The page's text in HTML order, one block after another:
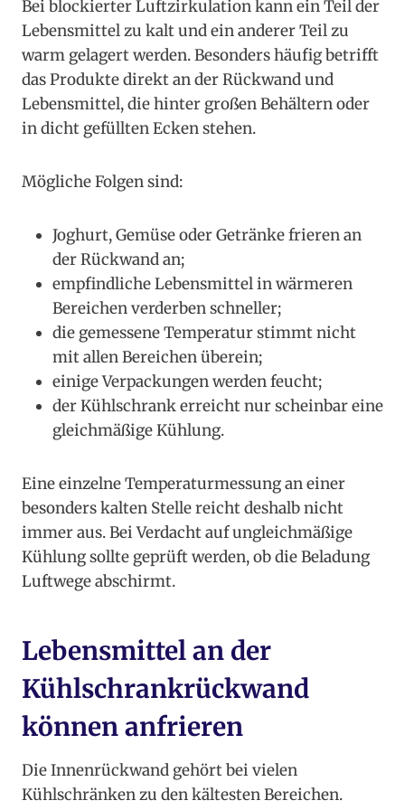
Bei blockierter Luftzirkulation kann ein Teil der
Lebensmittel zu kalt und ein anderer Teil zu
warm gelagert werden. Besonders häufig betrifft
das Produkte direkt an der Rückwand und
Lebensmittel, die hinter großen Behältern oder
in dicht gefüllten Ecken stehen.
Mögliche Folgen sind:
Joghurt, Gemüse oder Getränke frieren an
der Rückwand an;
empfindliche Lebensmittel in wärmeren
Bereichen verderben schneller;
die gemessene Temperatur stimmt nicht
mit allen Bereichen überein;
einige Verpackungen werden feucht;
der Kühlschrank erreicht nur scheinbar eine
gleichmäßige Kühlung.
Eine einzelne Temperaturmessung an einer
besonders kalten Stelle reicht deshalb nicht
immer aus. Bei Verdacht auf ungleichmäßige
Kühlung sollte geprüft werden, ob die Beladung
Luftwege abschirmt.
Lebensmittel an der
Kühlschrankrückwand
können anfrieren
Die Innenrückwand gehört bei vielen
Kühlschränken zu den kältesten Bereichen.